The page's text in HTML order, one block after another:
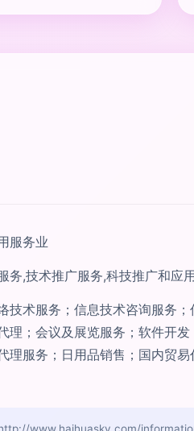
服务业
务,技术推广服务,科技推广和应
技术服务；信息技术咨询服务
理；会议及展览服务；软件开
理服务；日用品销售；国内贸